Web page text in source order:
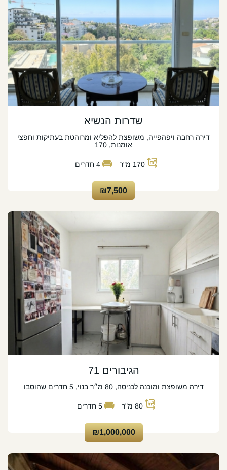
שדרות הנשיא
דירה רחבה ויפהפייה, משופצת להפליא ומרוהטת בעתיקות וחפצי
אומנות, 170
170 מ"ר 4 חדרים
₪7,500
הגיבורים 71
דירה משופצת ומוכנה לכניסה, 80 מ״ר בנוי, 5 חדרים שהוסבו
80 מ"ר 5 חדרים
₪1,000,000